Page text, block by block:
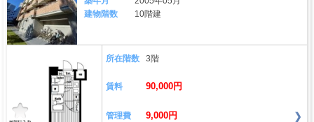
建物階数
10階建
所在階数 3階
賃料 90,000円
管理費 9,000円